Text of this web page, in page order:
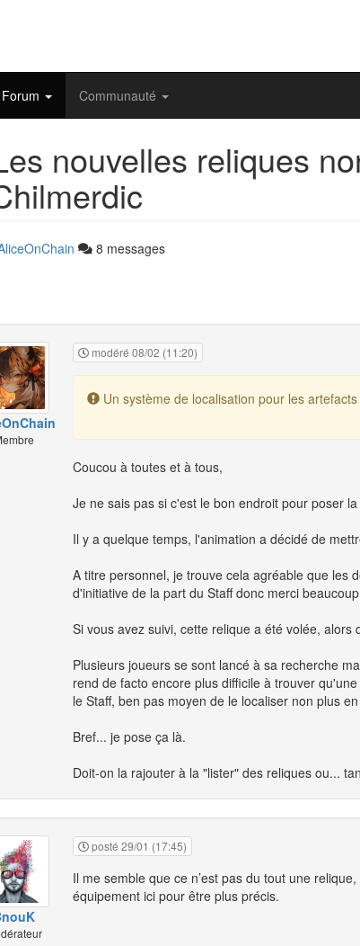
Forum Communauté
nouvelles reliques
8 messages
modéré 08/02 (11:20)
Un système de localisation pour les
Coucou à toutes et à tous,
Je ne sais pas si c'est le bon endroit pour poser
Il y a quelque temps, l'animation a décidé de
A titre personnel, je trouve cela agréable que les
d'initiative de la part du Staff donc merci
Si vous avez suivi, cette relique a été volée,
Plusieurs joueurs se sont lancé à sa recherche
rend de facto encore plus difficile à trouver
le Staff, ben pas moyen de le localiser non plus
Bref... je pose ça là.
Doit-on la rajouter à la "lister" des reliques ou...
posté 29/01 (17:45)
Il me semble que ce n’est pas du tout une
équipement ici pour être plus précis.